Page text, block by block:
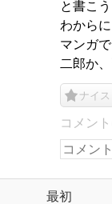
と書こ
わから
マンガ
二郎か
ナイス
コメン
最初